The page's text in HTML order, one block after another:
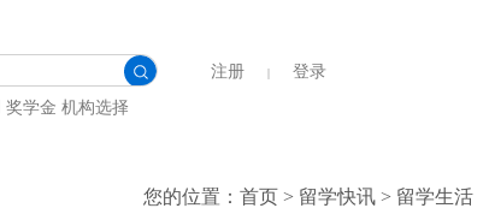
奖学金 机构选择
注册 | 登录
您的位置： 首页> 留学快讯> 留学生活